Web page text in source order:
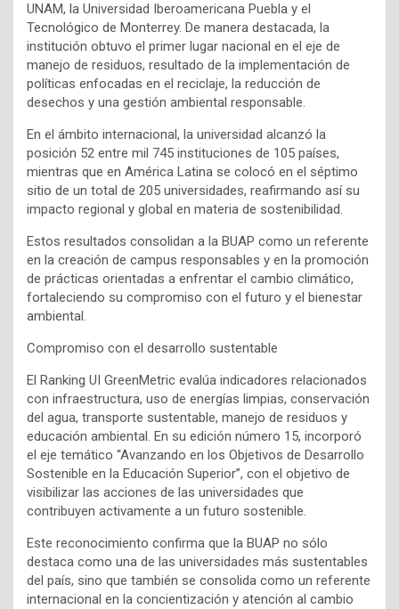
UNAM, la Universidad Iberoamericana Puebla y el
Tecnológico de Monterrey. De manera destacada, la
institución obtuvo el primer lugar nacional en el eje de
manejo de residuos, resultado de la implementación de
políticas enfocadas en el reciclaje, la reducción de
desechos y una gestión ambiental responsable.
En el ámbito internacional, la universidad alcanzó la
posición 52 entre mil 745 instituciones de 105 países,
mientras que en América Latina se colocó en el séptimo
sitio de un total de 205 universidades, reafirmando así su
impacto regional y global en materia de sostenibilidad.
Estos resultados consolidan a la BUAP como un referente
en la creación de campus responsables y en la promoción
de prácticas orientadas a enfrentar el cambio climático,
fortaleciendo su compromiso con el futuro y el bienestar
ambiental.
Compromiso con el desarrollo sustentable
El Ranking UI GreenMetric evalúa indicadores relacionados
con infraestructura, uso de energías limpias, conservación
del agua, transporte sustentable, manejo de residuos y
educación ambiental. En su edición número 15, incorporó
el eje temático “Avanzando en los Objetivos de Desarrollo
Sostenible en la Educación Superior”, con el objetivo de
visibilizar las acciones de las universidades que
contribuyen activamente a un futuro sostenible.
Este reconocimiento confirma que la BUAP no sólo
destaca como una de las universidades más sustentables
del país, sino que también se consolida como un referente
internacional en la concientización y atención al cambio